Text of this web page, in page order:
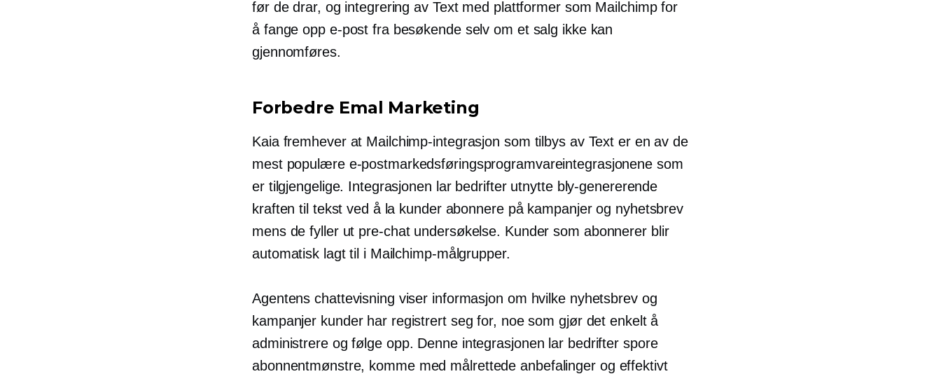
før de drar, og integrering av Text med plattformer som Mailchimp for
å fange opp e-post fra besøkende selv om et salg ikke kan
gjennomføres.
Forbedre Emal Marketing
Kaia fremhever at Mailchimp-integrasjon som tilbys av Text er en av de
mest populære e-postmarkedsføringsprogramvareintegrasjonene som
er tilgjengelige. Integrasjonen lar bedrifter utnytte bly-genererende
kraften til tekst ved å la kunder abonnere på kampanjer og nyhetsbrev
mens de fyller ut pre-chatundersøkelse. Kunder som abonnerer blir
automatisk lagt til i Mailchimp-målgrupper.
Agentens chattevisning viser informasjon om hvilke nyhetsbrev og
kampanjer kunder har registrert seg for, noe som gjør det enkelt å
administrere ogfølge opp. Denne integrasjonen lar bedrifter spore
abonnentmønstre, komme med målrettede anbefalinger og effektivt